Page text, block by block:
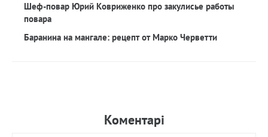
Шеф-повар Юрий Ковриженко про закулисье работы
повара
Баранина на мангале: рецепт от Марко Черветти
Коментарi